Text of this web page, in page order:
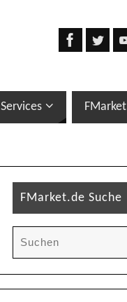
Services FMarket
FMarket.de Suche